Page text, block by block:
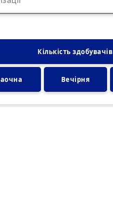
Кількість здобувачів
Вечірня